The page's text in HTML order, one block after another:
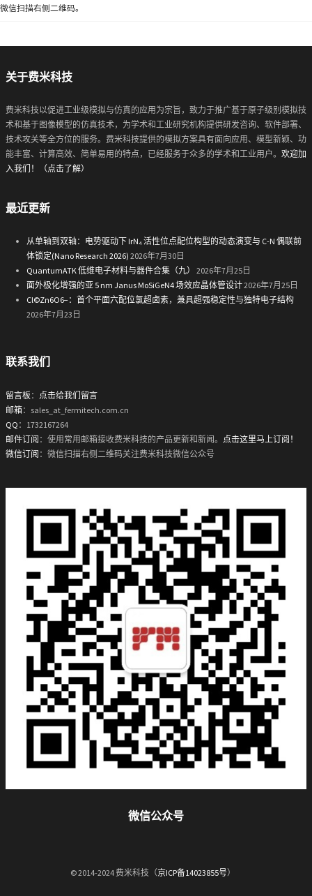
微信扫描右侧二维码。
关于费米科技
费米科技以促进工业级模拟与仿真的应用为宗旨，致力于推广基于原子级别模拟技
术和基于图像模型的仿真技术，为学术和工业研究机构提供研发咨询、软件部署、
技术攻关等全方位的服务。费米科技提供的模拟方案具有面向应用、模型新颖、功
能丰富、计算高效、简单易用的特点，已经服务于众多的学术和工业用户。 欢迎加
入我们！（点击了解）
最近更新
从单轴到双轴：电势驱动下 IrN₄ 活性位点配位构型的动态演变与 C-N 偶联前
体锁定(Nano Research 2026) 2026年7月30日
QuantumATK 低维电子材料与器件合集（九）
2026年7月25日
面外极化增强的亚 5 nm Janus MoSiGeN4 场效应晶体管设计2026年7月25日
Cl©Zn6O6−：首个平面六配位氯超卤素，兼具超强稳定性与独特电子结构
2026年7月23日
联系我们
留言板 ： 点击给我们留言
邮箱：sales_at_fermitech.com.cn
QQ ：1732167264
邮件订阅 ：使用常用邮箱接收费米科技的产品更新和新闻。 点击这里马上订阅！
微信订阅 ：微信扫描右侧二维码关注费米科技微信公众号
微信公众号
© 2014-2024 费米科技（京ICP备14023855号）